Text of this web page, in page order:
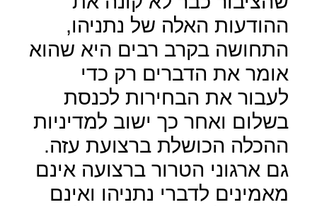
ההודעות האלה של נתניהו,
התחושה בקרב רבים היא שהוא
אומר את הדברים רק כדי
לעבור את הבחירות לכנסת
בשלום ואחר כך ישוב למדיניות
ההכלה הכושלת ברצועת עזה.
גם ארגוני הטרור ברצועה אינם
מאמינים לדברי נתניהו ואינם